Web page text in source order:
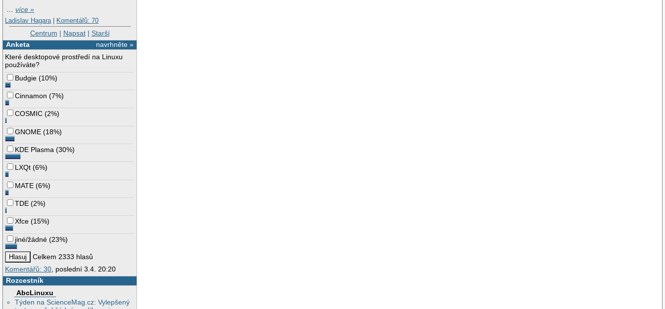
…více »
Ladislav Hagara | Komentářů: 70
Centrum | Napsat| Starší
navrhněte »
Anketa
Které desktopové prostředí na Linuxu
používáte?
Budgie (10%)
Cinnamon (7%)
COSMIC (2%)
GNOME (18%)
KDE Plasma (30%)
LXQt (6%)
MATE (6%)
TDE (2%)
Xfce (15%)
jiné/žádné (23%)
Celkem 2333 hlasů
Komentářů: 30, poslední 3.4. 20:20
Rozcestník
AbcLinuxu
Týden na ScienceMag.cz: Vylepšený